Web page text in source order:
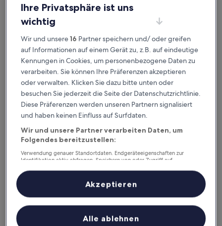
ausgeklügelter Sortier- und Filteroptionen genau die
Unterkunft, die zu dir passt. Wir wollen schließlich sicher
Verfügbar für iOS und Android
Gute Gründe, unsere App
herunterzuladen
Buche jederzeit und überall last minute
Ihre Privatsphäre ist uns
wichtig
Wir und unsere16 Partner speichern und/ oder greifen
auf Informationen auf einem Gerät zu, z.B. auf eindeutige
Kennungen in Cookies, um personenbezogene Daten zu
verarbeiten. Sie können Ihre Präferenzen akzeptieren
oder verwalten. Klicken Sie dazu bitte unten oder
besuchen Sie jederzeit die Seite der Datenschutzrichtlinie.
Diese Präferenzen werden unseren Partnern signalisiert
und haben keinen Einfluss auf Surfdaten.
Wir und unsere Partner verarbeiten Daten, um
Folgendes bereitzustellen:
Verwendung genauer Standortdaten. Endgeräteeigenschaften zur
Identifikation aktiv abfragen. Speichern von oder Zugriff auf
Inhalte, Messung von Werbeleistung und der Performance von Inhalten,
Zielgruppenforschung sowie Entwicklung und Verbesserung von
Liste der Partner (Lieferanten)
Alle ablehnen
Akzeptieren